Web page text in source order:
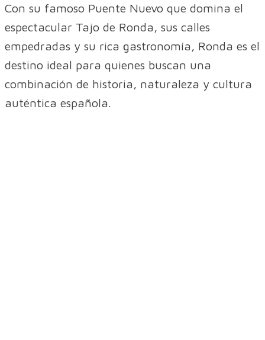
Con su famoso Puente Nuevo que domina el
espectacular Tajo de Ronda, sus calles
empedradas y su rica gastronomía, Ronda es el
destino ideal para quienes buscan una
combinación de historia, naturaleza y cultura
auténtica española.